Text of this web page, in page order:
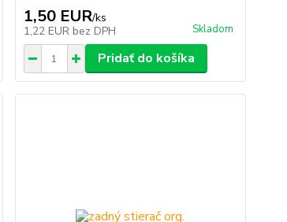
1,50 EUR/ks
1,22 EUR bez DPH Skladom
Pridať do košíka